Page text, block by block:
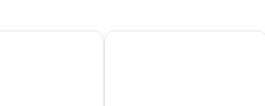
Hotel Millennium Hotel and Conference